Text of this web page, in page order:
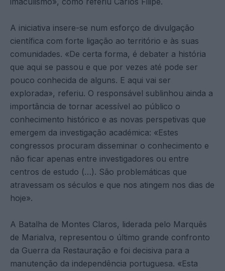
A iniciativa insere-se num esforço de divulgação
científica com forte ligação ao território e às suas
comunidades. «De certa forma, é debater a história
que aqui se passou e que por vezes até pode ser
pouco conhecida de alguns. E aqui vai ser
explorada», referiu. O responsável sublinhou ainda a
importância de tornar acessível ao público o
conhecimento histórico e as novas perspetivas que
emergem da investigação académica: «Estes
congressos procuram disseminar o conhecimento e
não ficar apenas entre investigadores ou entre
centros de estudo (…). São problemáticas que
atravessam os séculos e que nos atingem nos dias de
hoje».
A Batalha de Montes Claros, liderada pelo Marquês
de Marialva, representou o último grande confronto
da Guerra da Restauração e foi decisiva para a
manutenção da independência portuguesa. «Esta